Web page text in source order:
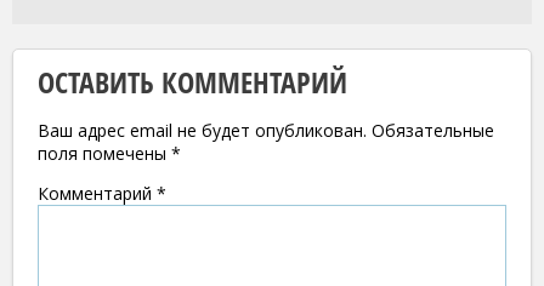
ОСТАВИТЬ КОММЕНТАРИЙ
Ваш адрес email не будет опубликован. Обязательные
поля помечены *
Комментарий *